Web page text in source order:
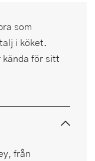
som
i köket.
kända för sitt
från